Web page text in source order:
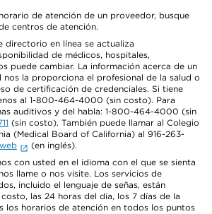
de atención de un proveedor, busque
centros de atención.
directorio en línea se actualiza
de médicos, hospitales,
puede cambiar. La información acerca de un
nos la proporciona el profesional de la salud o
de certificación de credenciales. Si tiene
al 1-800-464-4000 (sin costo). Para
auditivos y del habla: 1-800-464-4000 (sin
(sin costo). También puede llamar al Colegio
(Medical Board of California) al 916-263-
(en inglés).
con usted en el idioma con el que se sienta
llame o nos visite. Los servicios de
incluido el lenguaje de señas, están
las 24 horas del día, los 7 días de la
los horarios de atención en todos los puntos